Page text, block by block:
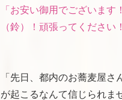
「お安い御用でございま
（鈴）！頑張ってください
「先日、都内のお蕎麦屋
が起こるなんて信じられま